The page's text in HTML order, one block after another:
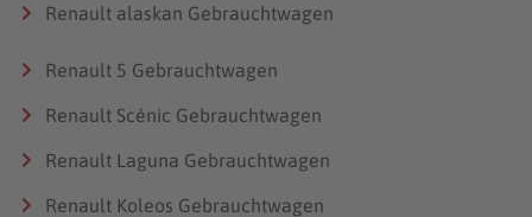
Renault alaskan Gebrauchtwagen
Renault 5 Gebrauchtwagen
Renault Scénic Gebrauchtwagen
Renault Laguna Gebrauchtwagen
Renault Koleos Gebrauchtwagen